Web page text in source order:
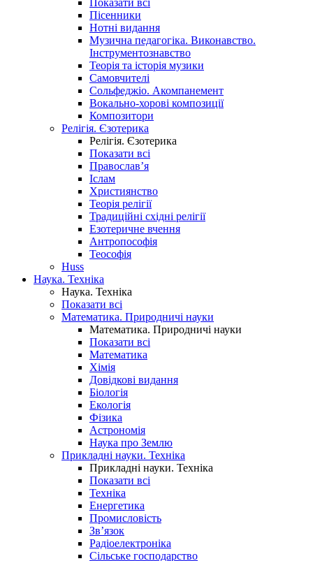
Показати всі
Пісенники
Нотні видання
Музична педагогіка. Виконавство.
Інструментознавство
Теорія та історія музики
Самовчителі
Сольфеджіо. Акомпанемент
Вокально-хорові композиції
Композитори
Релігія. Єзотерика
Релігія. Єзотерика
Показати всі
Православ’я
Іслам
Християнство
Теорія релігії
Традиційні східні релігії
Езотеричне вчення
Антропософія
Теософія
Huss
Наука. Техніка
Наука. Техніка
Показати всі
Математика. Природничі науки
Математика. Природничі науки
Показати всі
Математика
Хімія
Довідкові видання
Біологія
Екологія
Фізика
Астрономія
Наука про Землю
Прикладні науки. Техніка
Прикладні науки. Техніка
Показати всі
Техніка
Енергетика
Промисловість
Зв’язок
Радіоелектроніка
Сільське господарство